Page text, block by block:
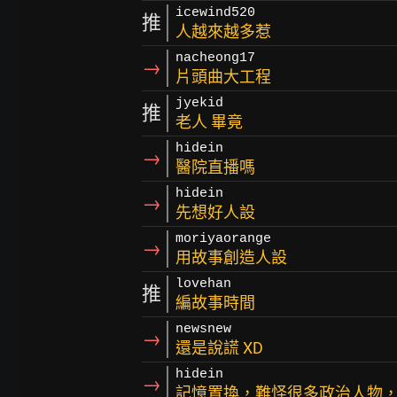
推 icewind520
人越來越多惹
→ nacheong17
片頭曲大工程
推 jyekid
老人 畢竟
→ hidein
醫院直播嗎
→ hidein
先想好人設
→ moriyaorange
用故事創造人設
推 lovehan
編故事時間
→ newsnew
還是說謊 XD
→ hidein
記憶置換，難怪很多政治人物